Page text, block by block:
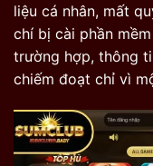
liệu cá nhân, mất
chí bị cài phần
trường hợp, thông
chiếm đoạt chỉ vì